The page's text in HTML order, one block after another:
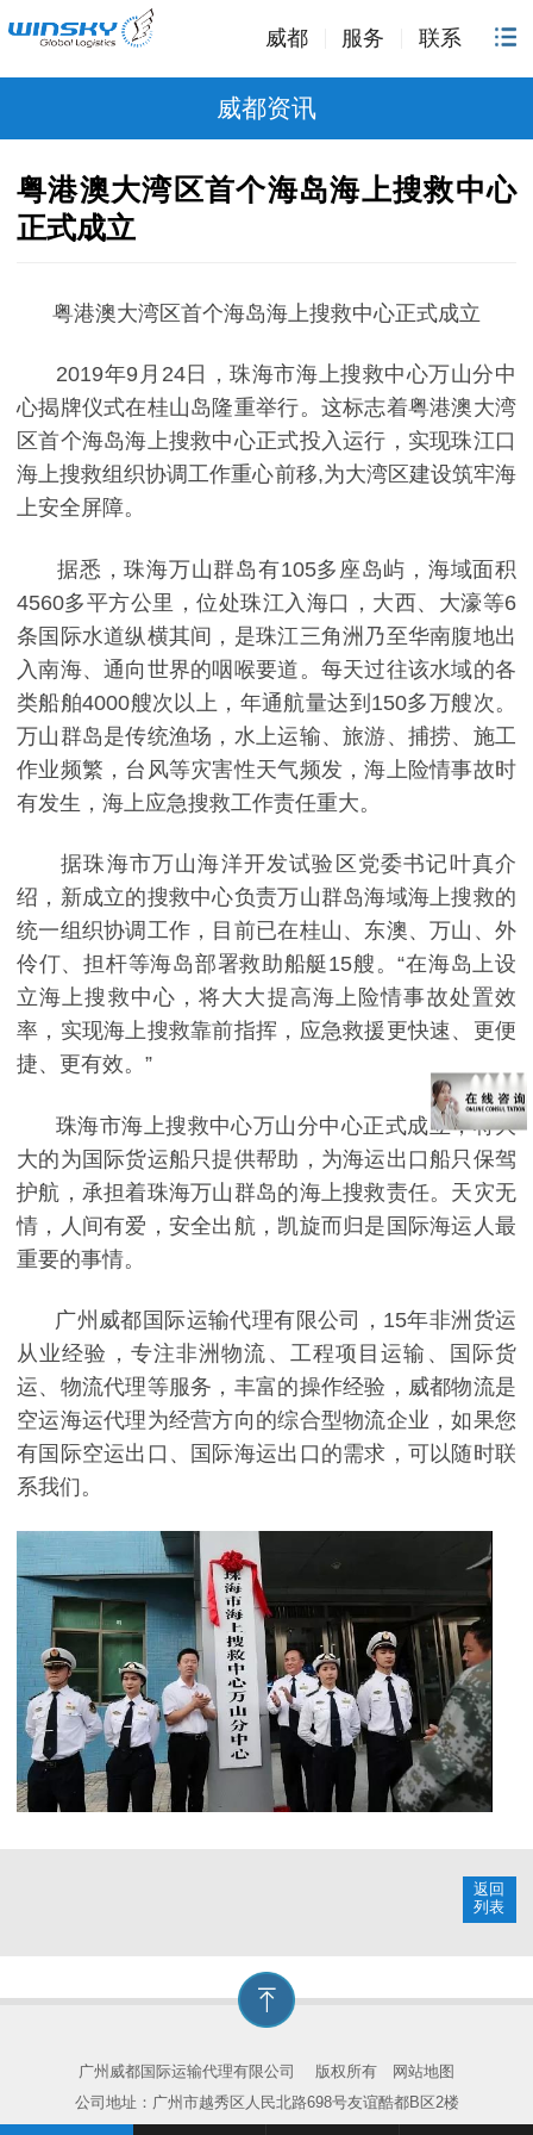
威都 服务 联系
威都资讯
粤港澳大湾区首个海岛海上搜救中心
正式成立​
粤港澳大湾区首个海岛海上搜救中心正式成立
2019年9月24日，珠海市海上搜救中心万山分中
心揭牌仪式在桂山岛隆重举行。这标志着粤港澳大湾
区首个海岛海上搜救中心正式投入运行，实现珠江口
海上搜救组织协调工作重心前移,为大湾区建设筑牢海
上安全屏障。
据悉，珠海万山群岛有105多座岛屿，海域面积
4560多平方公里，位处珠江入海口，大西、大濠等6
条国际水道纵横其间，是珠江三角洲乃至华南腹地出
入南海、通向世界的咽喉要道。每天过往该水域的各
类船舶4000艘次以上，年通航量达到150多万艘次。
万山群岛是传统渔场，水上运输、旅游、捕捞、施工
作业频繁，台风等灾害性天气频发，海上险情事故时
有发生，海上应急搜救工作责任重大。
据珠海市万山海洋开发试验区党委书记叶真介
绍，新成立的搜救中心负责万山群岛海域海上搜救的
统一组织协调工作，目前已在桂山、东澳、万山、外
伶仃、担杆等海岛部署救助船艇15艘。“在海岛上设
立海上搜救中心，将大大提高海上险情事故处置效
率，实现海上搜救靠前指挥，应急救援更快速、更便
捷、更有效。”
珠海市海上搜救中心万山分中心正式成立，将大
大的为国际货运船只提供帮助，为海运出口船只保驾
护航，承担着珠海万山群岛的海上搜救责任。天灾无
情，人间有爱，安全出航，凯旋而归是国际海运人最
重要的事情。
广州威都国际运输代理有限公司，15年非洲货运
从业经验，专注非洲物流、工程项目运输、国际货
运、物流代理等服务，丰富的操作经验，威都物流是
空运海运代理为经营方向的综合型物流企业，如果您
有国际空运出口、国际海运出口的需求，可以随时联
系我们。
返回
列表
广州威都国际运输代理有限公司 版权所有
网站地图
公司地址：广州市越秀区人民北路698号友谊酷都B区2楼